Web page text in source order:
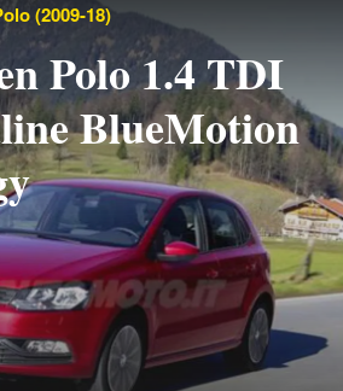
(2009-18)
Polo 1.4 TDI
BlueMotion